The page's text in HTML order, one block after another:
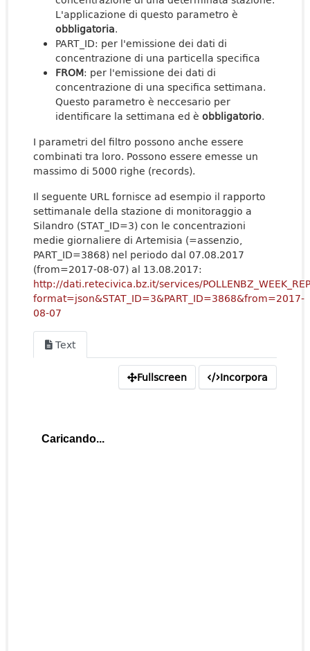
L'applicazione di questo parametro è
obbligatoria.
PART_ID: per l'emissione dei dati di
concentrazione di una particella specifica
FROM: per l'emissione dei dati di
concentrazione di una specifica settimana.
Questo parametro è neccesario per
identificare la settimana ed è obbligatorio.
I parametri del filtro possono anche essere
combinati tra loro. Possono essere emesse un
massimo di 5000 righe (records).
Il seguente URL fornisce ad esempio il rapporto
settimanale della stazione di monitoraggio a
Silandro (STAT_ID=3) con le concentrazioni
medie giornaliere di Artemisia (=assenzio,
PART_ID=3868) nel periodo dal 07.08.2017
(from=2017-08-07) al 13.08.2017:
http://dati.retecivica.bz.it/services/
format=json&STAT_ID=3&PART_ID=3868&from=2017-
08-07
Text
Fullscreen Incorpora